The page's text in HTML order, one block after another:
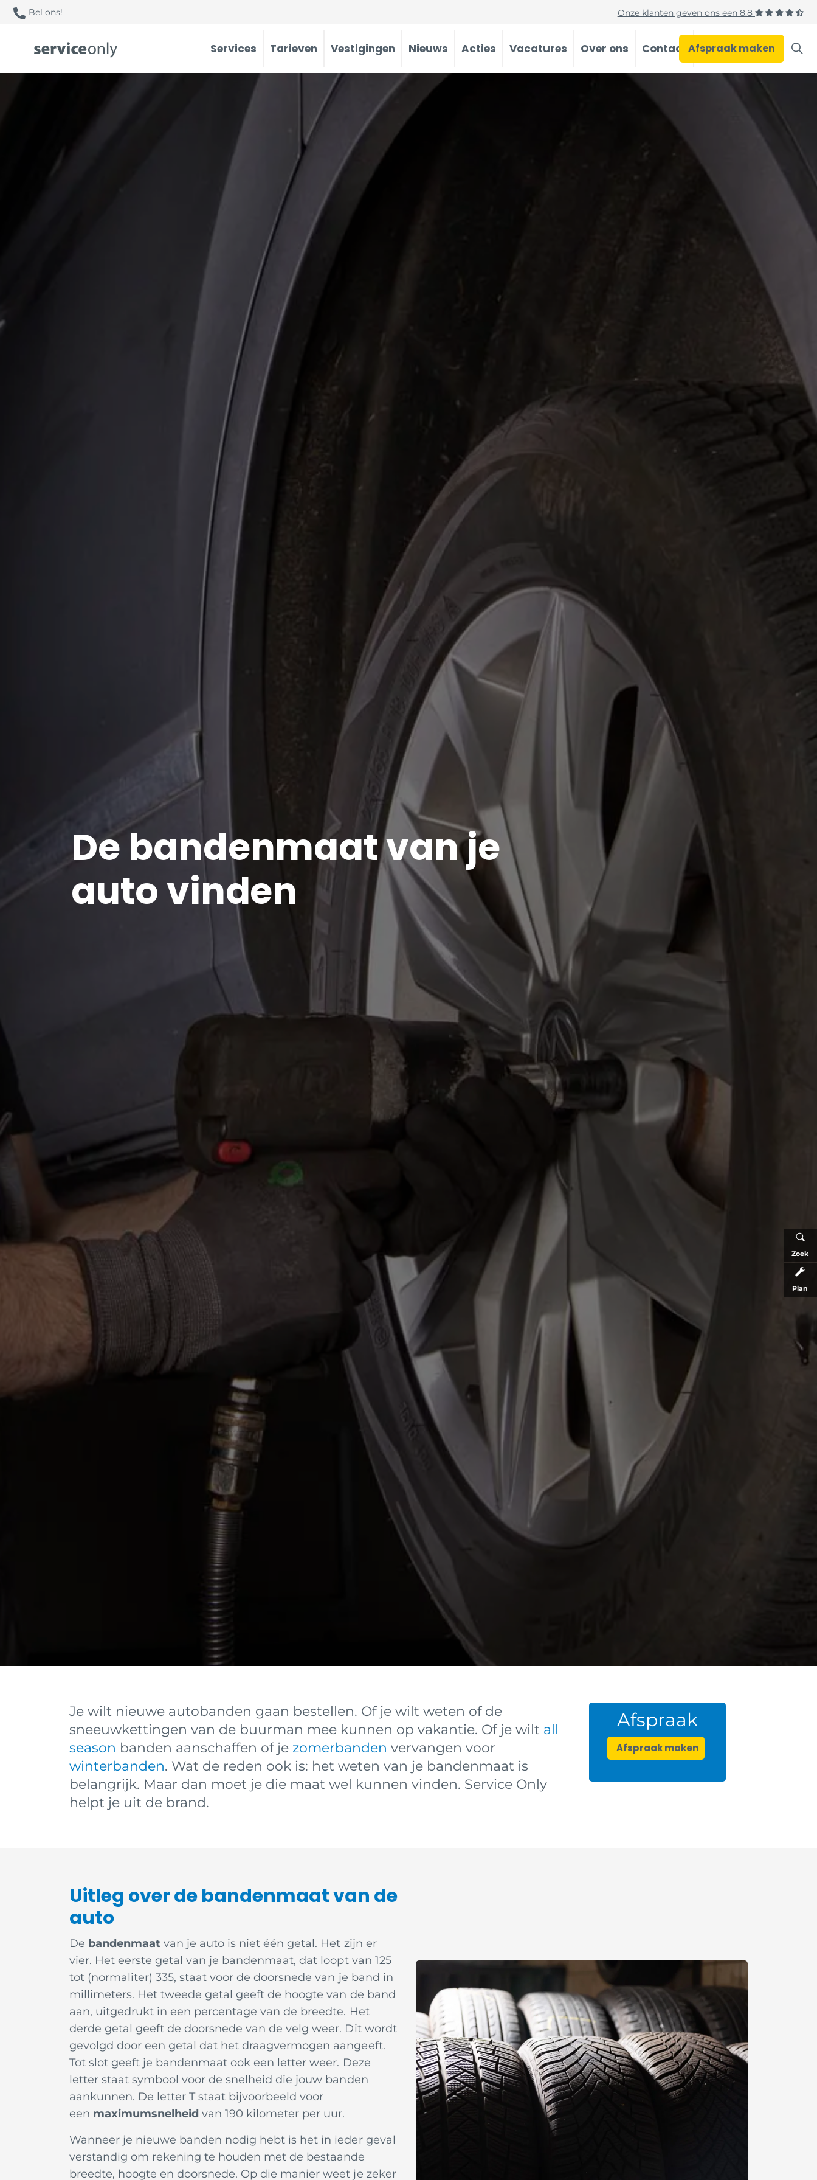
Zoek
Plan
Bel ons! Onze klanten geven ons een8.8
Services Tarieven Vestigingen Nieuws Acties Vacatures Over ons Contact Occasions
Afspraak maken
De bandenmaat van je
auto vinden
Je wilt nieuwe autobanden gaan bestellen. Of je wilt weten of de
sneeuwkettingen van de buurman mee kunnen op vakantie. Of je wilt all
season banden aanschaffen of je zomerbanden vervangen voor
winterbanden. Wat de reden ook is: het weten van je bandenmaat is
belangrijk. Maar dan moet je die maat wel kunnen vinden. Service Only
helpt je uit de brand.
Afspraak
Afspraak maken
Uitleg over de bandenmaat van de
auto
De bandenmaat van je auto is niet één getal. Het zijn er
vier. Het eerste getal van je bandenmaat, dat loopt van 125
tot (normaliter) 335, staat voor de doorsnede van je band in
millimeters. Het tweede getal geeft de hoogte van de band
aan, uitgedrukt in een percentage van de breedte. Het
derde getal geeft de doorsnede van de velg weer. Dit wordt
gevolgd door een getal dat het draagvermogen aangeeft.
Tot slot geeft je bandenmaat ook een letter weer. Deze
letter staat symbool voor de snelheid die jouw banden
aankunnen. De letter T staat bijvoorbeeld voor
een maximumsnelheidvan 190 kilometer per uur.
Wanneer je nieuwe banden nodig hebt is het in ieder geval
verstandig om rekening te houden met de bestaande
breedte, hoogte en doorsnede. Op die manier weet je zeker